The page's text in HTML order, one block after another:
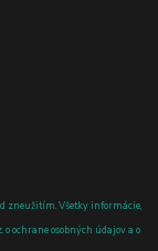
zneužitím. Všetky informácie,
o ochrane osobných údajov a o